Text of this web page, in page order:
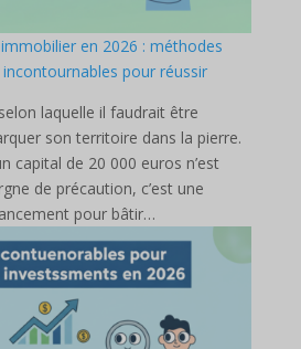
en 2026 : méthodes
pour réussir
laquelle il faudrait être
son territoire dans la pierre.
capital de 20 000 euros n’est
de précaution, c’est une
pour bâtir…